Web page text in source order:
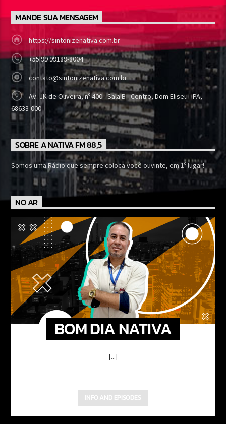
MANDE SUA MENSAGEM
https://sintonizenativa.com.br
+55 99 99189-8004
contato@sintonizenativa.com.br
Av. JK de Oliveira, nº 400 - Sala B - Centro, Dom Eliseu - PA,
68633-000
SOBRE A NATIVA FM 88,5
Somos uma Rádio que sempre coloca você ouvinte, em 1º lugar!
NO AR
BOM DIA NATIVA
[...]
INFO AND EPISODES